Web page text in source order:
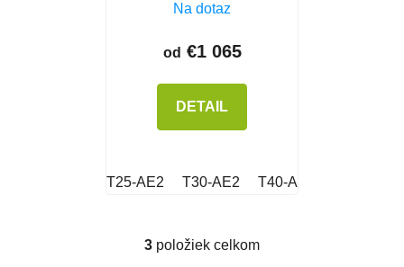
Na dotaz
od €1 065
DETAIL
T25-AE2 T30-AE2 T40-AE2
Ovládacie prvky výpisu
3 položiek celkom